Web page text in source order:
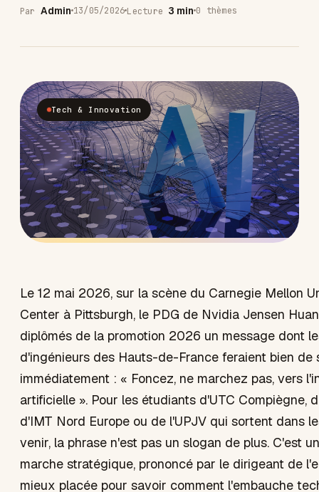
Par Admin 13/05/2026 Lecture 3 min 0 thèmes
Tech & Innovation
Le 12 mai 2026, sur la scène du Carnegie Mellon
Center à Pittsburgh, le PDG de Nvidia Jensen
diplômés de la promotion 2026 un message dont
d'ingénieurs des Hauts-de-France feraient bien de
immédiatement : « Foncez, ne marchez pas, vers
artificielle ». Pour les étudiants d'UTC Compiègne,
d'IMT Nord Europe ou de l'UPJV qui sortent dans
venir, la phrase n'est pas un slogan de plus. C'est
marche stratégique, prononcé par le dirigeant de
mieux placée pour savoir comment l'embauche